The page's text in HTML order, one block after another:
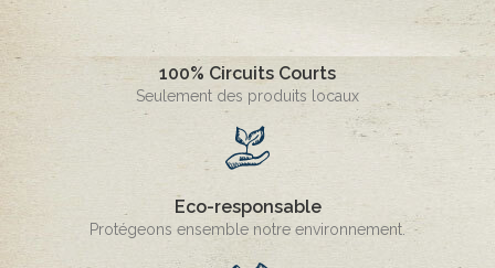
100% Circuits Courts
Seulement des produits locaux
Eco-responsable
Protégeons ensemble notre environnement.